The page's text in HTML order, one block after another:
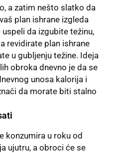
a zatim nešto slatko da
plan ishrane izgleda
da izgubite težinu,
revidirate plan ishrane
u gubljenju težine. Ideja
obroka dnevno je da se
unosa kalorija i
da morate biti stalno
konzumira u roku od
ujutru, a obroci će se